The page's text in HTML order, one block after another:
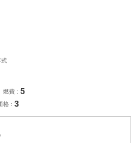
式
燃費 5
格 3